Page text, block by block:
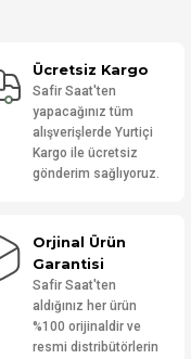
Ücretsiz Kargo
Safir Saat'ten
yapacağınız tüm
alışverişlerde Yurtiçi
Kargo ile ücretsiz
gönderim sağlıyoruz.
Orjinal Ürün
Garantisi
Safir Saat'ten
aldığınız her ürün
%100 orijinaldir ve
resmi distribütörlerin